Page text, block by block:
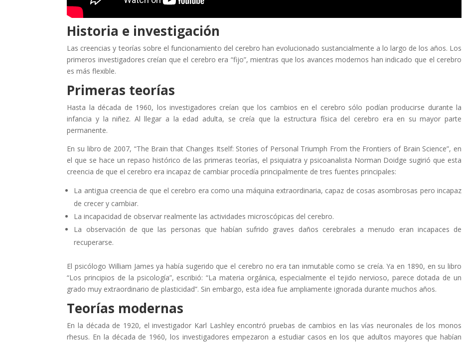
Historia e investigación
Las creencias y teorías sobre el funcionamiento del cerebro han evolucionado sustancialmente a lo largo de los años. Los
primeros investigadores creían que el cerebro era “fijo”, mientras que los avances modernos han indicado que el cerebro
es más flexible.
Primeras teorías
Hasta la década de 1960, los investigadores creían que los cambios en el cerebro sólo podían producirse durante la
infancia y la niñez. Al llegar a la edad adulta, se creía que la estructura física del cerebro era en su mayor parte
permanente.
En su libro de 2007, “The Brain that Changes Itself: Stories of Personal Triumph From the Frontiers of Brain Science”, en
el que se hace un repaso histórico de las primeras teorías, el psiquiatra y psicoanalista Norman Doidge sugirió que esta
creencia de que el cerebro era incapaz de cambiar procedía principalmente de tres fuentes principales:
La antigua creencia de que el cerebro era como una máquina extraordinaria, capaz de cosas asombrosas pero incapaz
de crecer y cambiar.
La incapacidad de observar realmente las actividades microscópicas del cerebro.
La observación de que las personas que habían sufrido graves daños cerebrales a menudo eran incapaces de
recuperarse.
El psicólogo William James ya había sugerido que el cerebro no era tan inmutable como se creía. Ya en 1890, en su libro
“Los principios de la psicología”, escribió: “La materia orgánica, especialmente el tejido nervioso, parece dotada de un
grado muy extraordinario de plasticidad”. Sin embargo, esta idea fue ampliamente ignorada durante muchos años.
Teorías modernas
En la década de 1920, el investigador Karl Lashley encontró pruebas de cambios en las vías neuronales de los monos
rhesus. En la década de 1960, los investigadores empezaron a estudiar casos en los que adultos mayores que habían